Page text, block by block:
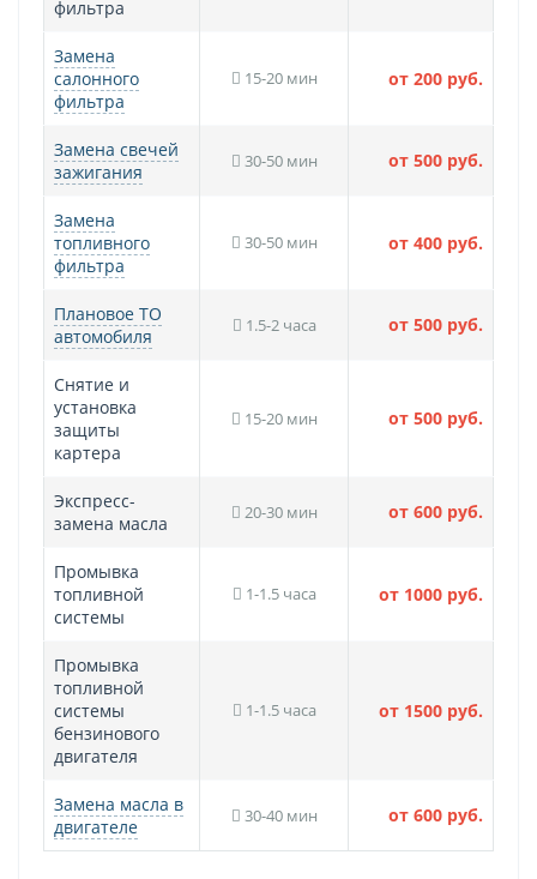
фильтра
Замена
салонного
фильтра
15-20 мин от 200 руб.
Замена свечей
зажигания
30-50 мин от 500 руб.
Замена
топливного
фильтра
30-50 мин от 400 руб.
Плановое ТО
автомобиля
1.5-2 часа от 500 руб.
Снятие и
установка
защиты
картера
15-20 мин от 500 руб.
Экспресс-
замена масла
20-30 мин от 600 руб.
Промывка
топливной
системы
1-1.5 часа от 1000 руб.
Промывка
топливной
системы
бензинового
двигателя
1-1.5 часа от 1500 руб.
Замена масла в
двигателе
30-40 мин от 600 руб.